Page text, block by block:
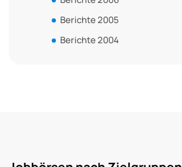
Berichte 2005
Berichte 2004